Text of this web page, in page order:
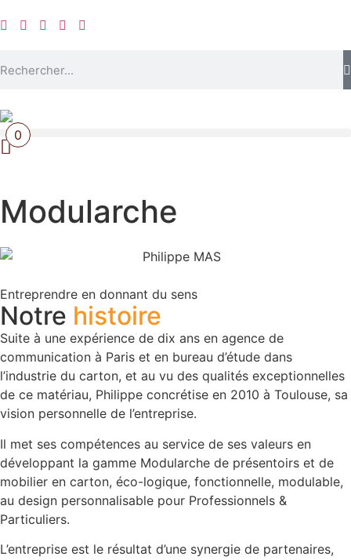
0
Modularche
Entreprendre en donnant du sens
Notre histoire
Suite à une expérience de dix ans en agence de
communication à Paris et en bureau d’étude dans
l’industrie du carton, et au vu des qualités exceptionnelles
de ce matériau, Philippe concrétise en 2010 à Toulouse, sa
vision personnelle de l’entreprise.
Il met ses compétences au service de ses valeurs en
développant la gamme Modularche de présentoirs et de
mobilier en carton, éco-logique, fonctionnelle, modulable,
au design personnalisable pour Professionnels &
Particuliers.
L’entreprise est le résultat d’une synergie de partenaires,